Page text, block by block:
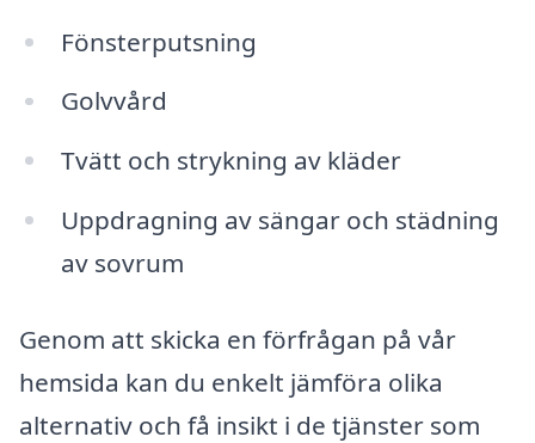
Fönsterputsning
Golvvård
Tvätt och strykning av kläder
Uppdragning av sängar och städning
av sovrum
Genom att skicka en förfrågan på vår
hemsida kan du enkelt jämföra olika
alternativ och få insikt i de tjänster som